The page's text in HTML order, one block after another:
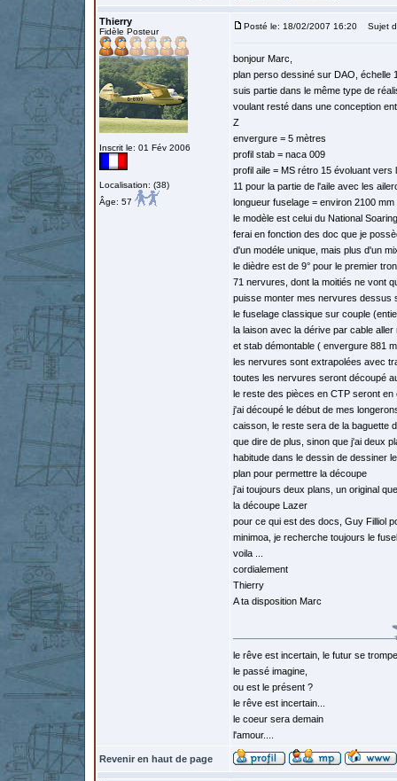
Thierry
Fidèle Posteur
Inscrit le: 01 Fév 2006
Localisation: (38)
Âge: 57
Posté le: 18/02/2007 16:20 Sujet
bonjour Marc,
plan perso dessiné sur DAO, échelle
suis partie dans le même type de
voulant resté dans une conception
Z
envergure = 5 mètres
profil stab = naca 009
profil aile = MS rétro 15 évoluant
11 pour la partie de l'aile avec les
longueur fuselage = environ 2100
le modèle est celui du National
ferai en fonction des doc que je
d'un modéle unique, mais plus d'un
le dièdre est de 9° pour le premier
71 nervures, dont la moitiés ne vont
puisse monter mes nervures dessus
le fuselage classique sur couple
la laison avec la dérive par cable
et stab démontable ( envergure 881
les nervures sont extrapolées avec
toutes les nervures seront découpé
le reste des pièces en CTP seront en
j'ai découpé le début de mes
caisson, le reste sera de la baguette
que dire de plus, sinon que j'ai deux
habitude dans le dessin de dessiner
plan pour permettre la découpe
j'ai toujours deux plans, un original
la découpe Lazer
pour ce qui est des docs, Guy Filliol
minimoa, je recherche toujours le
voila ...
cordialement
Thierry
A ta disposition Marc
le rêve est incertain, le futur se trompe
le passé imagine,
ou est le présent ?
le rêve est incertain...
le coeur sera demain
l'amour....
Revenir en haut de page